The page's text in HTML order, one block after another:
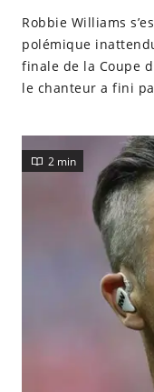
Robbie Williams
polémique
finale de la Coupe
le chanteur a fini
2 min